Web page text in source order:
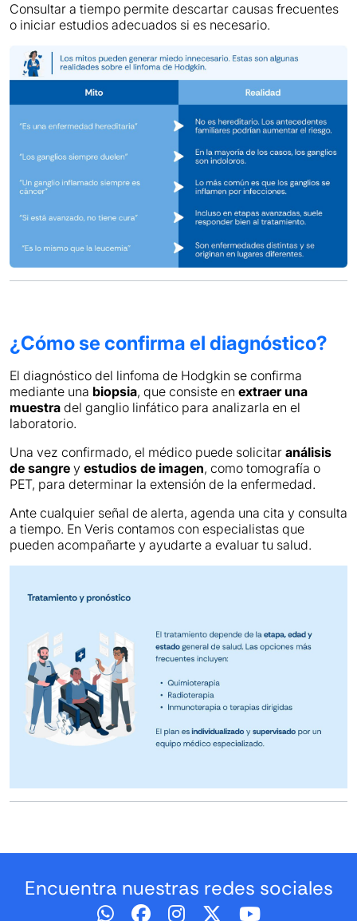
Consultar a tiempo permite descartar causas frecuentes
o iniciar estudios adecuados si es necesario.
¿Cómo se confirma el diagnóstico?
El diagnóstico del linfoma de Hodgkin se confirma
mediante una biopsia, que consiste en extraer una
muestra del ganglio linfático para analizarla en el
laboratorio.
Una vez confirmado, el médico puede solicitar análisis
de sangre y estudios de imagen, como tomografía o
PET, para determinar la extensión de la enfermedad.
Ante cualquier señal de alerta, agenda una cita y consulta
a tiempo. En Veris contamos con especialistas que
pueden acompañarte y ayudarte a evaluar tu salud.
Encuentra nuestras redes sociales